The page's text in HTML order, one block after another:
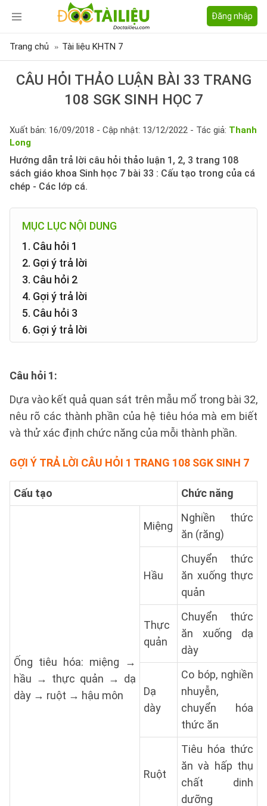
Đăng nhập
Trang chủ Tài liệu KHTN 7
CÂU HỎI THẢO LUẬN BÀI 33 TRANG
108 SGK SINH HỌC 7
Xuất bản: 16/09/2018 - Cập nhật: 13/12/2022 - Tác giả: Thanh
Long
Hướng dẫn trả lời câu hỏi thảo luận 1, 2, 3 trang 108
sách giáo khoa Sinh học 7 bài 33 : Cấu tạo trong của cá
chép - Các lớp cá.
MỤC LỤC NỘI DUNG
1. Câu hỏi 1
2. Gợi ý trả lời
3. Câu hỏi 2
4. Gợi ý trả lời
5. Câu hỏi 3
6. Gợi ý trả lời
Câu hỏi 1:
Dựa vào kết quả quan sát trên mẫu mổ trong bài 32,
nêu rõ các thành phần của hệ tiêu hóa mà em biết
và thử xác định chức năng của mỗi thành phần.
GỢI Ý TRẢ LỜI CÂU HỎI 1 TRANG 108 SGK SINH 7
Cấu tạo Chức năng
Ống tiêu hóa: miệng →
hầu → thực quản → dạ
dày → ruột → hậu môn
Miệng
Nghiền thức
ăn (răng)
Hầu
Chuyển thức
ăn xuống thực
quản
Thực
quản
Chuyển thức
ăn xuống dạ
dày
Dạ
dày
Co bóp, nghiền
nhuyễn,
chuyển hóa
thức ăn
Ruột
Tiêu hóa thức
ăn và hấp thụ
chất dinh
dưỡng